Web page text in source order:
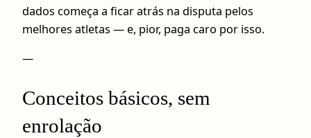
dados começa a ficar atrás na disputa pelos
melhores atletas — e, pior, paga caro por isso.
—
Conceitos básicos, sem
enrolação